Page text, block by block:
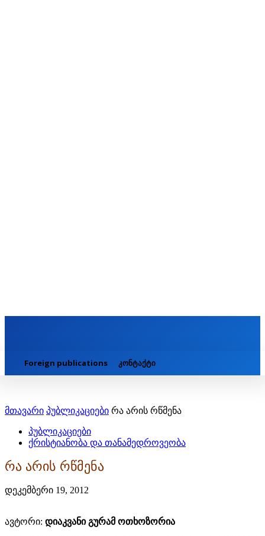
Foreign publications კონტაქტი
მთავარი პუბლიკაციები რა არის რწმენა
პუბლიკაციები
ქრისტიანობა და თანამედროვეობა
რა არის რწმენა
დეკემბერი 19, 2012
ავტორი: დიაკვანი გურამ ოთხოზორია